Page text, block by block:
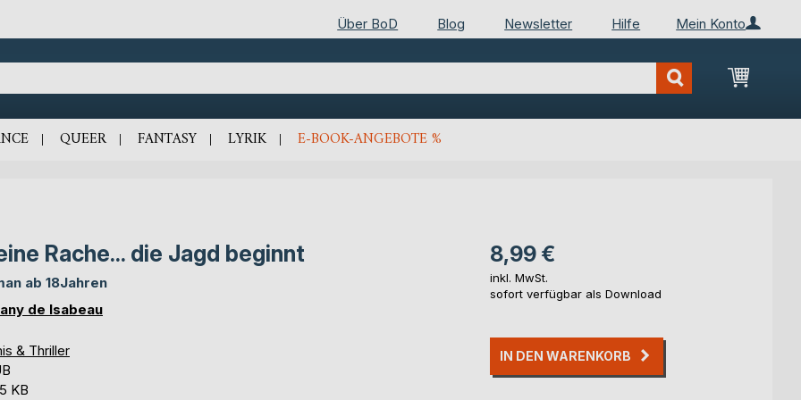
Mein Konto
Über BoD Blog Newsletter Hilfe
Mein
QUEER FANTASY LYRIK E-BOOK-ANGEBOTE %
Rache... die Jagd beginnt
ab 18Jahren
de Isabeau
& Thriller
KB
8,99 €
inkl. MwSt.
sofort verfügbar als Download
IN DEN WARENKORB